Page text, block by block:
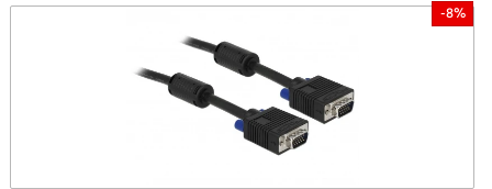
-8%